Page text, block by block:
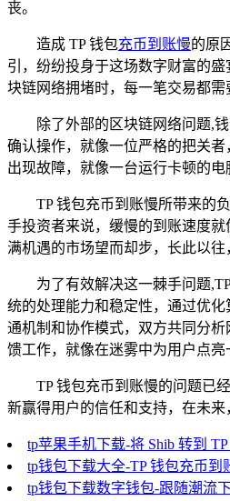
丧。
造成 TP 钱包充币到账慢的原
引，纷纷投身于这场数字财富的
块链网络拥堵时，每一笔交易都
除了外部的区块链网络问题,
确认操作，就像一位严格的把关
出现故障，就像一台运行卡顿的
TP 钱包充币到账慢所带来的
手投资者来说，缓慢的到账速度
满机遇的市场望而却步，长此以
为了有效解决这一棘手问题
统的处理能力和稳定性，通过优
通机制和协作模式，双方共同分
馈工作，就像在迷雾中为用户点
TP 钱包充币到账慢的问题已
新赢得用户的信任和支持，在未
tp苹果手机下载-将 Shib 转到
tp钱包下载大全-TP 钱包充币到
tp钱包下载数字钱包-跟随潮流